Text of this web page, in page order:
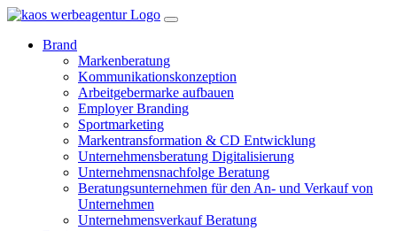
Brand
Markenberatung
Kommunikationskonzeption
Arbeitgebermarke aufbauen
Employer Branding
Sportmarketing
Markentransformation & CD Entwicklung
Unternehmensberatung Digitalisierung
Unternehmensnachfolge Beratung
Beratungsunternehmen für den An- und Verkauf von
Unternehmen
Unternehmensverkauf Beratung